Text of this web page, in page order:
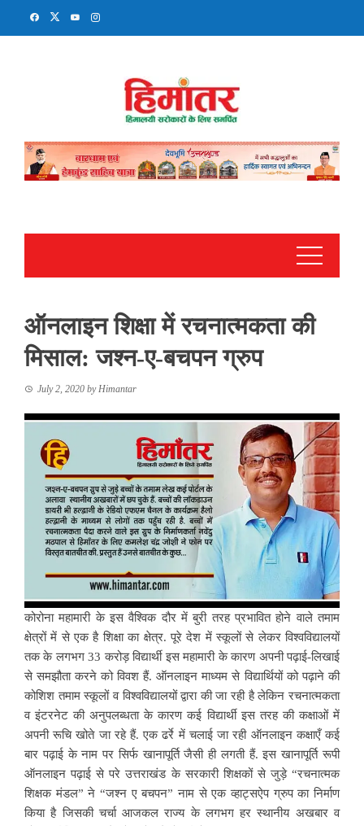
ऑनलाइन शिक्षा में रचनात्मकता की
मिसाल: जश्न-ए-बचपन ग्रुप
July 2, 2020 byHimantar
कोरोना महामारी के इस वैश्विक दौर में बुरी तरह प्रभावित होने वाले तमाम
क्षेत्रों में से एक है शिक्षा का क्षेत्र. पूरे देश में स्कूलों से लेकर विश्वविद्यालयों
तक के लगभग 33 करोड़ विद्यार्थी इस महामारी के कारण अपनी पढ़ाई-लिखाई
से समझौता करने को विवश हैं. ऑनलाइन माध्यम से विद्यार्थियों को पढ़ाने की
कोशिश तमाम स्कूलों व विश्वविद्यालयों द्वारा की जा रही है लेकिन रचनात्मकता
व इंटरनेट की अनुपलब्धता के कारण कई विद्यार्थी इस तरह की कक्षाओं में
अपनी रूचि खोते जा रहे हैं. एक ढर्रे में चलाई जा रही ऑनलाइन कक्षाएँ कई
बार पढ़ाई के नाम पर सिर्फ खानापूर्ति जैसी ही लगती हैं. इस खानापूर्ति रूपी
ऑनलाइन पढ़ाई से परे उत्तराखंड के सरकारी शिक्षकों से जुड़े “रचनात्मक
शिक्षक मंडल” ने “जश्न ए बचपन” नाम से एक व्हाट्सऐप ग्रुप का निर्माण
किया है जिसकी चर्चा आजकल राज्य के लगभग हर स्थानीय अखबार व